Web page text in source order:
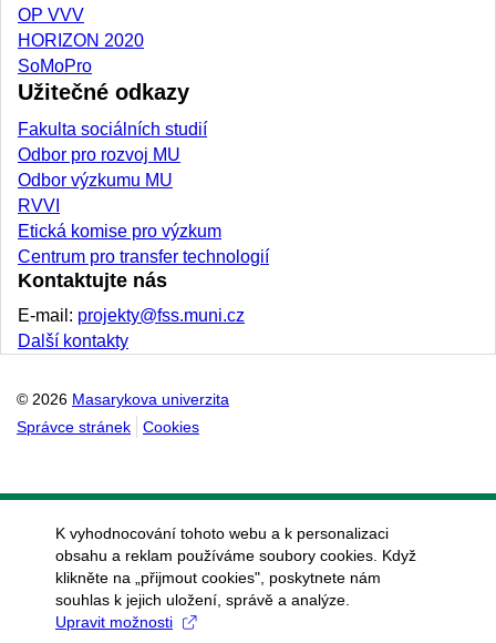
OP VVV
HORIZON 2020
SoMoPro
Užitečné odkazy
Fakulta sociálních studií
Odbor pro rozvoj MU
Odbor výzkumu MU
RVVI
Etická komise pro výzkum
Centrum pro transfer technologií
Kontaktujte nás
E-mail: projekty@fss.muni.cz
Další kontakty
© 2026 Masarykova univerzita
Správce stránek
Cookies
K vyhodnocování tohoto webu a k personalizaci
obsahu a reklam používáme soubory cookies. Když
klikněte na „přijmout cookies", poskytnete nám
souhlas k jejich uložení, správě a analýze.
Upravit možnosti